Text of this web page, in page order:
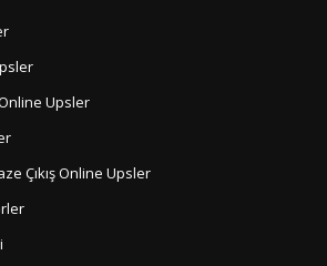
Upsler
Çıkış Online Upsler